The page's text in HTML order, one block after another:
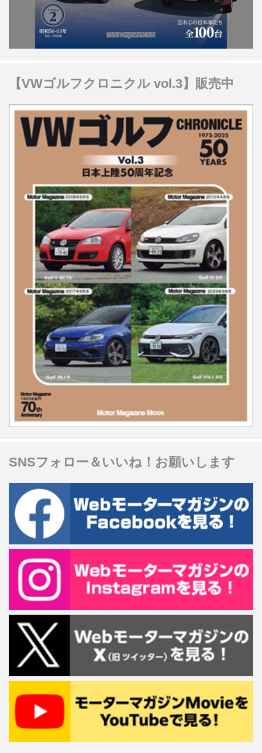
【VWゴルフクロニクル vol.3】販売中
SNSフォロー＆いいね！お願いします